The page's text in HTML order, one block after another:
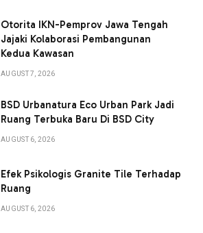
Otorita IKN-Pemprov Jawa Tengah
Jajaki Kolaborasi Pembangunan
Kedua Kawasan
AUGUST 7, 2026
BSD Urbanatura Eco Urban Park Jadi
Ruang Terbuka Baru Di BSD City
AUGUST 6, 2026
Efek Psikologis Granite Tile Terhadap
Ruang
AUGUST 6, 2026